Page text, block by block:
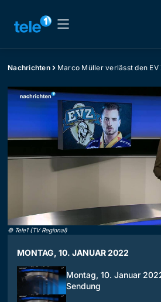
Nachrichten Marco Müller verlässt den EV
© Tele1 (TV Regional)
MONTAG, 10. JANUAR 2022
Montag, 10. Januar
Sendung